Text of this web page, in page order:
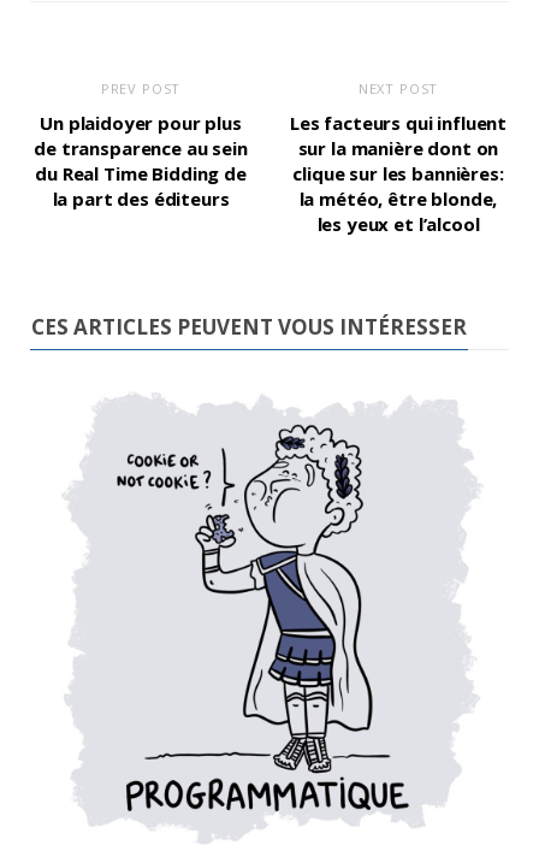
PREV POST
Un plaidoyer pour plus
de transparence au sein
du Real Time Bidding de
la part des éditeurs
NEXT POST
Les facteurs qui influent
sur la manière dont on
clique sur les bannières:
la météo, être blonde,
les yeux et l’alcool
CES ARTICLES PEUVENT VOUS INTÉRESSER